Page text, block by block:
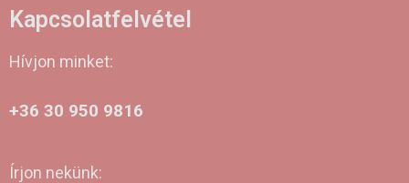
Kapcsolatfelvétel
Hívjon minket:
+36 30 950 9816
Írjon nekünk: